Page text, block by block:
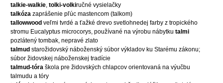
talkie-walkie, tolki-volkiručné vysielačky
talkóza zaprášenie pľúc mastencom (talkom)
tallowwood veľmi tvrdé a ťažké drevo svetlohnedej farby z tropického
stromu Eucalyptus microcorys, používané na výrobu nábytku talmi
pozlátený tombak, nepravé zlato
talmud starožidovský náboženský súbor výkladov ku Starému zákonu;
súbor židovskej náboženskej tradície
talmud-tóra škola pre židovských chlapcov orientovaná na výučbu
talmudu a tóry